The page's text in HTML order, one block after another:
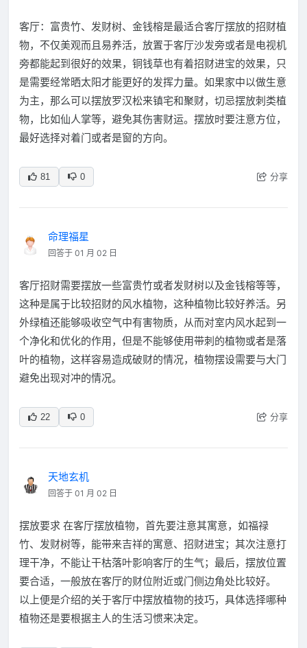
客厅：富贵竹、发财树、金钱榕是最适合客厅摆放的招财植
物，不仅美观而且易养活，放置于客厅沙发旁或者是电视机
旁都能起到很好的效果，铜钱草也有着招财进宝的效果，只
是需要经常晒太阳才能更好的发挥力量。如果家中以做生意
为主，那么可以摆放罗汉松来镇宅和聚财，切忌摆放刺类植
物，比如仙人掌等，避免其伤害财运。摆放时要注意方位，
最好选择对着门或者是窗的方向。
81 0 分享
命理福星
回答于 01 月 02 日
客厅招财需要摆放一些富贵竹或者发财树以及金钱榕等等，
这种是属于比较招财的风水植物，这种植物比较好养活。另
外绿植还能够吸收空气中有害物质，从而对室内风水起到一
个净化和优化的作用，但是不能够使用带刺的植物或者是落
叶的植物，这样容易造成破财的情况，植物摆设需要与大门
避免出现对冲的情况。
22 0 分享
天地玄机
回答于 01 月 02 日
摆放要求 在客厅摆放植物，首先要注意其寓意，如福禄
竹、发财树等，能带来吉祥的寓意、招财进宝；其次注意打
理干净，不能让干枯落叶影响客厅的生气；最后，摆放位置
要合适，一般放在客厅的财位附近或门侧边角处比较好。
以上便是介绍的关于客厅中摆放植物的技巧，具体选择哪种
植物还是要根据主人的生活习惯来决定。